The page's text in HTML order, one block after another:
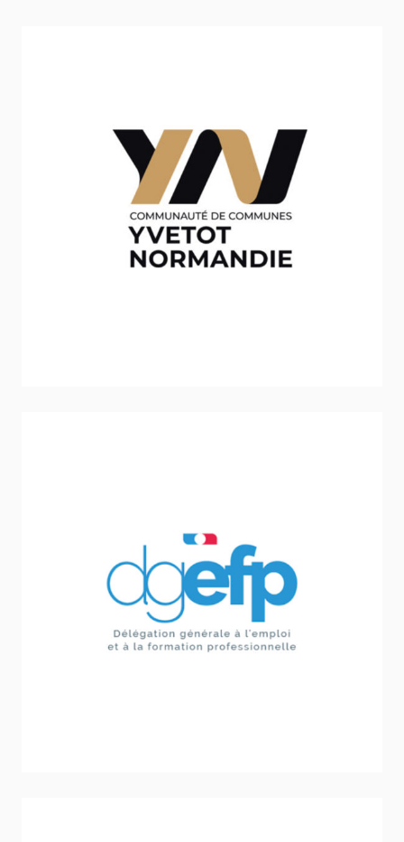
Communauté de communes d’Yvetot
Normandie
Inclusion - Solidarité - Social
Délégation Générale à l’Emploi et à la
Formation Professionnelle (DGEFP)